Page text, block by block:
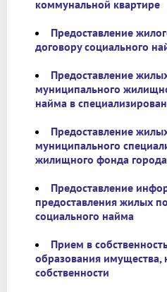
коммунальной квартире
Предоставление
договору социального
Предоставление
муниципального
найма в
Предоставление
муниципального
жилищного фонда
Предоставление
предоставления жилых
социального найма
Прием в
образования имущества,
собственности